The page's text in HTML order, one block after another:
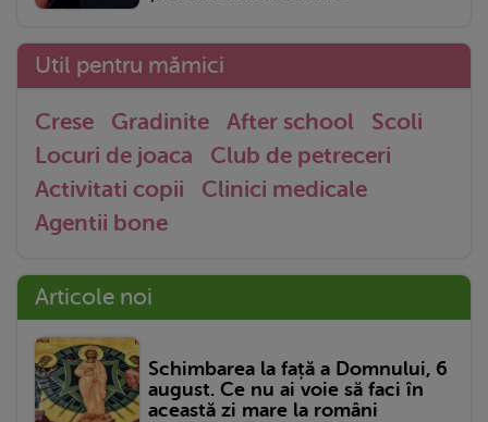
Util pentru mămici
Crese Gradinite After school
Scoli
Locuri de joaca
Club de petreceri
Activitati copii
Clinici medicale
Agentii bone
Articole noi
Schimbarea la față a Domnului, 6
august. Ce nu ai voie să faci în
această zi mare la români